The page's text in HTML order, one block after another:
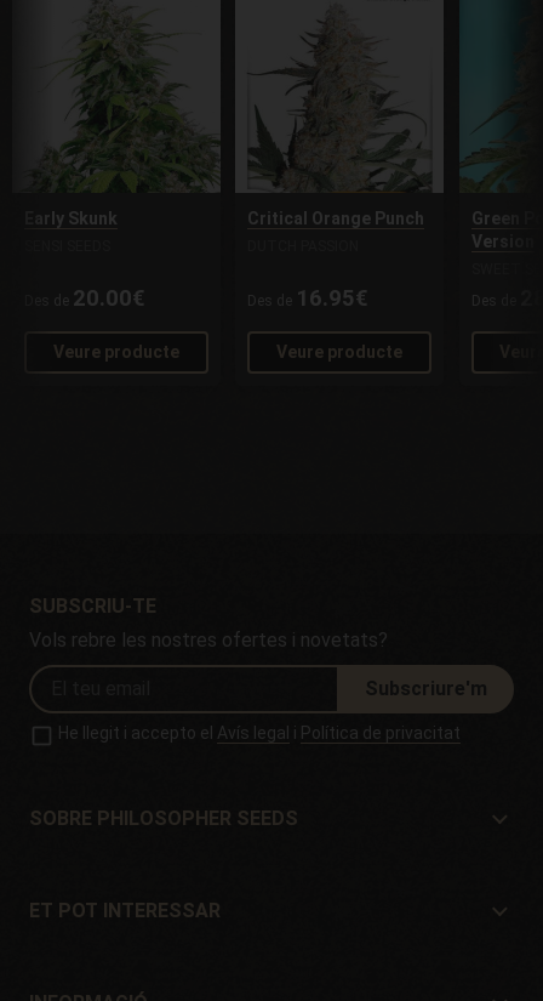
Early Skunk
Des de 20.00€
Veure producte
Critical Orange Punch
Des de 16.95€
Veure producte
Green
Version
Des de
SUBSCRIU-TE
Vols rebre les nostres ofertes i novetats?
Subscriure'm
He llegit i accepto el Avís legal i Política de privacitat
SOBRE PHILOSOPHER SEEDS
Situació i Contacte
ET POT INTERESSAR
Ofertes